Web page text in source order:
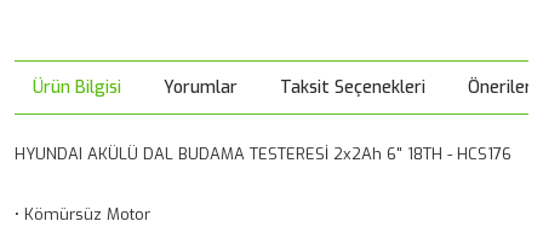
Ürün Bilgisi Yorumlar Taksit Seçenekleri
HYUNDAI AKÜLÜ DAL BUDAMA TESTERESİ 2x2Ah 6" 18TH - HCS176
• Kömürsüz Motor